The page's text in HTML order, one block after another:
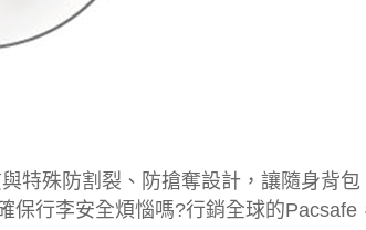
特殊防割裂、防搶奪設計，讓隨身背包
保行李安全煩惱嗎?行銷全球的Pacsafe